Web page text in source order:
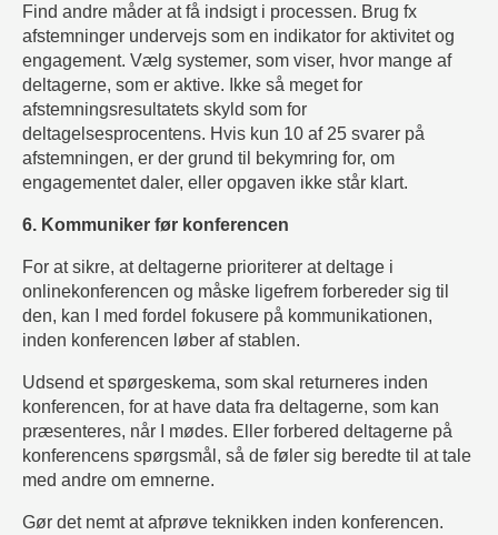
Find andre måder at få indsigt i processen. Brug fx
afstemninger undervejs som en indikator for aktivitet og
engagement. Vælg systemer, som viser, hvor mange af
deltagerne, som er aktive. Ikke så meget for
afstemningsresultatets skyld som for
deltagelsesprocentens. Hvis kun 10 af 25 svarer på
afstemningen, er der grund til bekymring for, om
engagementet daler, eller opgaven ikke står klart.
6. Kommuniker før konferencen
For at sikre, at deltagerne prioriterer at deltage i
onlinekonferencen og måske ligefrem forbereder sig til
den, kan I med fordel fokusere på kommunikationen,
inden konferencen løber af stablen.
Udsend et spørgeskema, som skal returneres inden
konferencen, for at have data fra deltagerne, som kan
præsenteres, når I mødes. Eller forbered deltagerne på
konferencens spørgsmål, så de føler sig beredte til at tale
med andre om emnerne.
Gør det nemt at afprøve teknikken inden konferencen.